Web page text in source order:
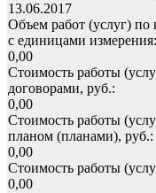
13.06.2017
Объем работ (услуг) по
с единицами измерения:
0,00
Стоимость работы
договорами, руб.:
0,00
Стоимость работы
планом (планами), руб.:
0,00
Стоимость работы
0,00